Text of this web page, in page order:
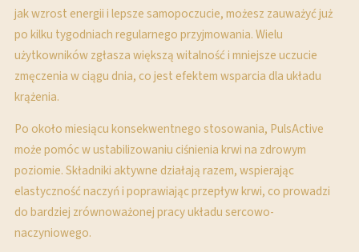
jak wzrost energii i lepsze samopoczucie, możesz zauważyć już
po kilku tygodniach regularnego przyjmowania. Wielu
użytkowników zgłasza większą witalność i mniejsze uczucie
zmęczenia w ciągu dnia, co jest efektem wsparcia dla układu
krążenia.
Po około miesiącu konsekwentnego stosowania, PulsActive
może pomóc w ustabilizowaniu ciśnienia krwi na zdrowym
poziomie. Składniki aktywne działają razem, wspierając
elastyczność naczyń i poprawiając przepływ krwi, co prowadzi
do bardziej zrównoważonej pracy układu sercowo-
naczyniowego.